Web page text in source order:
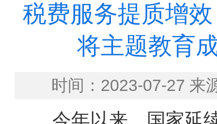
税费服务提质增
将主题教育
时间：2023-07-27